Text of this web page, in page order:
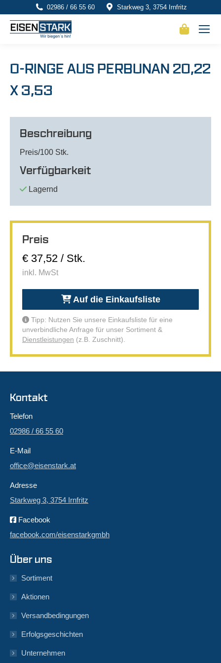
02986 / 66 55 60 Starkweg 3, 3754 Irnfritz
O-RINGE AUS PERBUNAN 20,22
X 3,53
Beschreibung
Preis/100 Stk.
Verfügbarkeit
Lagernd
Preis
€ 37,52 / Stk.
inkl. MwSt
Auf die Einkaufsliste
Tipp: Nutzen Sie unsere Einkaufsliste für eine
unverbindliche Anfrage für unser Sortiment &
Dienstleistungen (z.B. Zuschnitt).
Kontakt
Telefon
02986 / 66 55 60
E-Mail
office@eisenstark.at
Adresse
Starkweg 3, 3754 Irnfritz
Facebook
facebook.com/eisenstarkgmbh
Über uns
Sortiment
Aktionen
Versandbedingungen
Erfolgsgeschichten
Unternehmen